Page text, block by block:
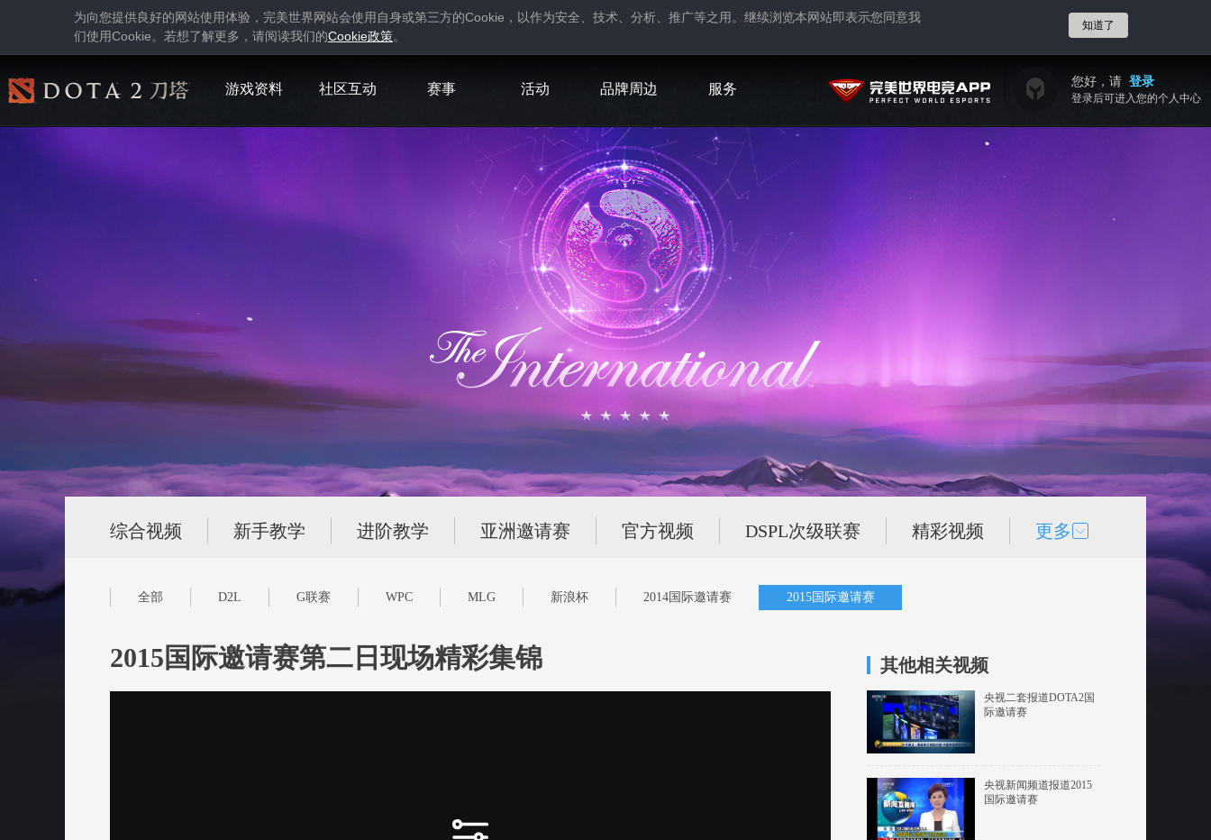
为向您提供良好的网站使用体验，完美世界网站会使用自身或第三方的Cookie ，以作为安全、技术、分析、推广等之用。继续浏览本网站即表示您同意我
们使用Cookie。若想了解更多，请阅读我们的Cookie政策。
知道了
游戏资料 社区互动 赛事 活动 品牌周边 服务 您好，请 登录
登录后可进入您的个人中心
综合视频 新手教学 进阶教学 亚洲邀请赛 官方视频 DSPL次级联赛 精彩视频 更多
全部 D2L G联赛 WPC MLG 新浪杯 2014国际邀请赛 2015国际邀请赛
2015国际邀请赛第二日现场精彩集锦 其他相关视频
央视二套报道DOTA2国
际邀请赛
央视新闻频道报道2015
国际邀请赛